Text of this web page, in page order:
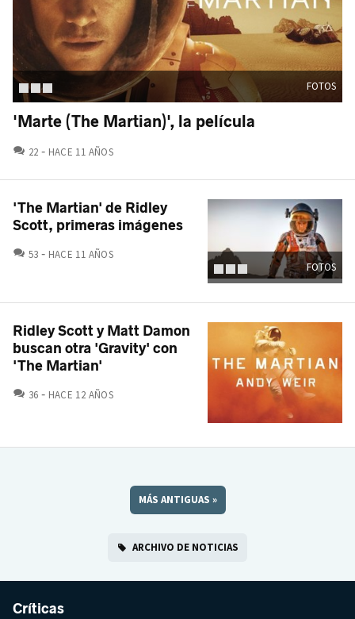
FOTOS
'Marte (The Martian)', la película
22 COMENTARIOS
HACE 11 AÑOS
FOTOS
'The Martian' de Ridley
Scott, primeras imágenes
53 COMENTARIOS
HACE 11 AÑOS
Ridley Scott y Matt Damon
buscan otra 'Gravity' con
'The Martian'
36 COMENTARIOS
HACE 12 AÑOS
MÁS ANTIGUAS »
ARCHIVO DE NOTICIAS
Críticas